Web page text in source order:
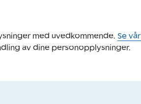
med uvedkommende. Se
av dine personopplysninger.